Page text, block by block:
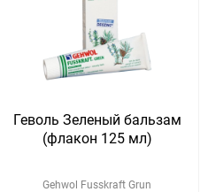
Геволь Зеленый бальзам
(флакон 125 мл)
Gehwol Fusskraft Grun